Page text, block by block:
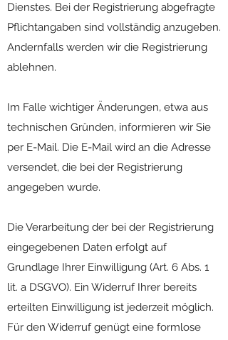
Dienstes. Bei der Registrierung abgefragte
Pflichtangaben sind vollständig anzugeben.
Andernfalls werden wir die Registrierung
ablehnen.
Im Falle wichtiger Änderungen, etwa aus
technischen Gründen, informieren wir Sie
per E-Mail. Die E-Mail wird an die Adresse
versendet, die bei der Registrierung
angegeben wurde.
Die Verarbeitung der bei der Registrierung
eingegebenen Daten erfolgt auf
Grundlage Ihrer Einwilligung (Art. 6 Abs. 1
lit. a DSGVO). Ein Widerruf Ihrer bereits
erteilten Einwilligung ist jederzeit möglich.
Für den Widerruf genügt eine formlose